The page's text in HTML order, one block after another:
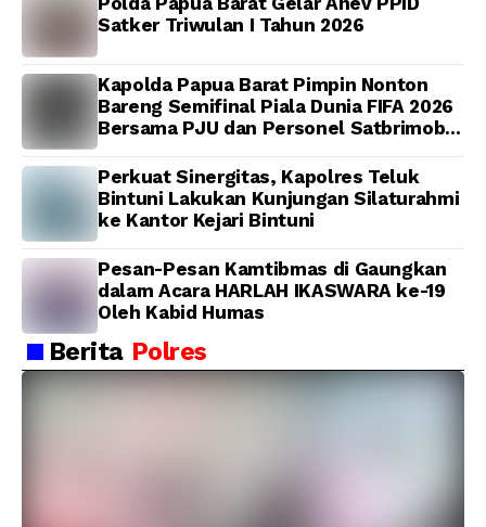
Satker Triwulan I Tahun 2026
Kapolda Papua Barat Pimpin Nonton
Bareng Semifinal Piala Dunia FIFA 2026
Bersama PJU dan Personel Satbrimob
Perkuat Sinergitas, Kapolres Teluk
Bintuni Lakukan Kunjungan Silaturahmi
ke Kantor Kejari Bintuni
Pesan-Pesan Kamtibmas di Gaungkan
dalam Acara HARLAH IKASWARA ke-19
Oleh Kabid Humas
Berita Polres